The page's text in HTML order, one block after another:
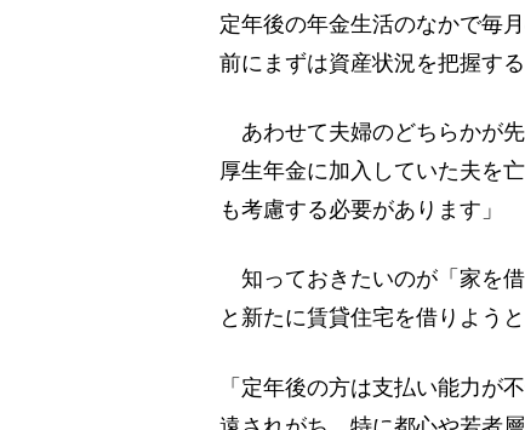
定年後の年金生活のなかで毎
前にまずは資産状況を把握す
あわせて夫婦のどちらかが
厚生年金に加入していた夫を
も考慮する必要があります」
知っておきたいのが「家を
と新たに賃貸住宅を借りよう
「定年後の方は支払い能力が